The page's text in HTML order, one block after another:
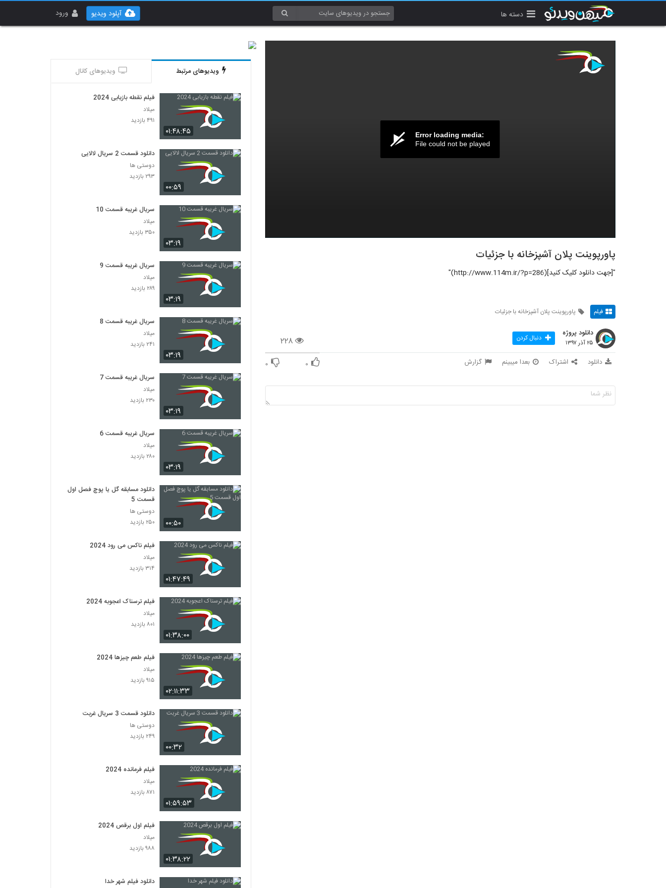
دسته ها ورود آپلود ویدیو
Error loading media:
File could not be played
پاورپوینت‬‎ پلان آشپزخانه با جزئيات
"[جهت دانلود کلیک کنید](http://www.114m.ir/?p=286)"
فیلم پاورپوینت پلان آشپزخانه با جزئيات
۲۲۸
دانلود پروژه
۲۵ آذر ۱۳۹۷ دنبال کردن
دانلود اشتراک بعدا میبینم گزارش ۰ ۰
ویدیوهای مرتبط ویدیوهای کانال
۰۱:۴۸:۴۵
فیلم نقطه بازیابی 2024
میلاد
۴۹۱ بازدید
۰۰:۵۹
دانلود قسمت 2 سریال لالایی
دوستی ها
۲۹۳ بازدید
۰۳:۱۹
سریال غریبه قسمت 10
میلاد
۳۵۰ بازدید
۰۳:۱۹
سریال غریبه قسمت 9
میلاد
۲۸۹ بازدید
۰۳:۱۹
سریال غریبه قسمت 8
میلاد
۲۴۱ بازدید
۰۳:۱۹
سریال غریبه قسمت 7
میلاد
۲۳۰ بازدید
۰۳:۱۹
سریال غریبه قسمت 6
میلاد
۲۸۰ بازدید
۰۰:۵۰
دانلود مسابقه گل یا پوچ فصل اول
قسمت 5
دوستی ها
۲۵۰ بازدید
۰۱:۴۷:۴۹
فیلم ناکس می رود 2024
میلاد
۳۱۴ بازدید
۰۱:۳۸:۰۰
فیلم ترسناک اعجوبه 2024
میلاد
۸۰۱ بازدید
۰۲:۱۱:۳۳
فیلم طعم چیزها 2024
میلاد
۹۱۵ بازدید
۰۰:۳۲
دانلود قسمت 3 سریال غربت
دوستی ها
۲۴۹ بازدید
۰۱:۵۹:۵۳
فیلم فرمانده 2024
میلاد
۸۷۱ بازدید
۰۱:۳۸:۲۲
فیلم اول برقص 2024
میلاد
۹۸۸ بازدید
دانلود فیلم شهر خدا